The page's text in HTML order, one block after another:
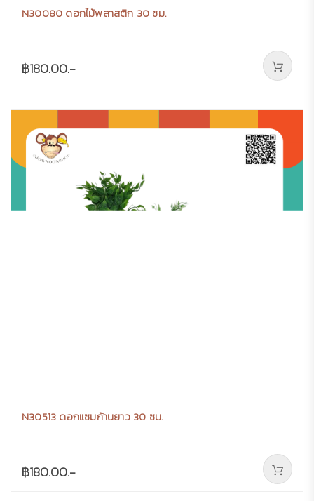
N30080 ดอกไม้พลาสติก 30 ซม.
฿180.00.-
N30513 ดอกแซมก้านยาว 30 ซม.
฿180.00.-